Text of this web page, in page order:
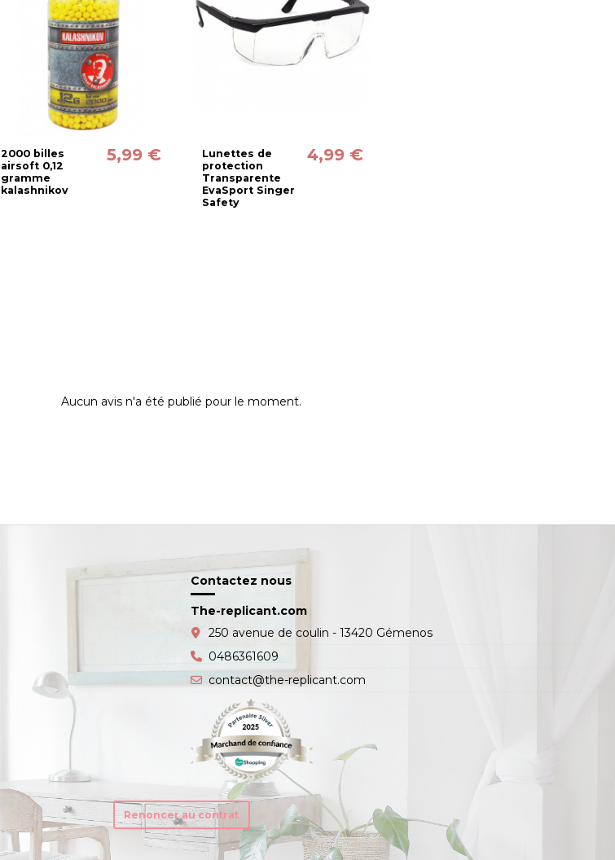
2000 billes
airsoft 0,12
gramme
kalashnikov
5,99 €
Lunettes de
protection
Transparente
EvaSport Singer
Safety
4,99 €
Aucun avis n'a été publié pour le moment.
Contactez nous
The-replicant.com
250 avenue de coulin - 13420 Gémenos
0486361609
contact@the-replicant.com
Renoncer au contrat